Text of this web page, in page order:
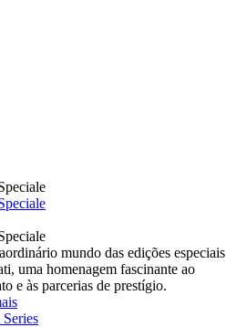
mundo das edições especiais
uma homenagem fascinante ao
e às parcerias de prestígio.